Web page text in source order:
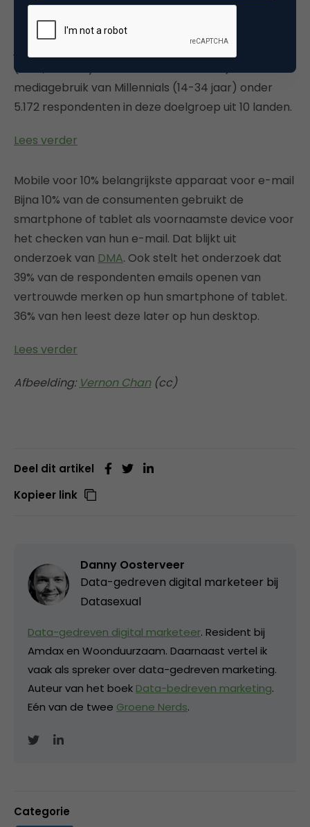
zijn de belangrijkste media apparaten voor
Nederlandse Millennials. Dit blijkt althans uit het
jaarlijkse onderzoek ‘Me Public’ van BE VIACOM
(MTV, Comedy Central en Nickelodeon) naar het
mediagebruik van Millennials (14-34 jaar) onder
5.172 respondenten in deze doelgroep uit 10 landen.
Lees verder
Mobile voor 10% belangrijkste apparaat voor e-mail
Bijna 10% van de consumenten gebruikt de
smartphone of tablet als voornaamste device voor
het checken van hun e-mail. Dat blijkt uit
onderzoek van DMA. Ook stelt het onderzoek dat
39% van de respondenten emails openen van
vertrouwde merken op hun smartphone of tablet.
36% van hen leest deze later op hun desktop.
Lees verder
Afbeelding: Vernon Chan(cc)
Deel dit artikel
Kopieer link
Danny Oosterveer
Data-gedreven digital marketeer bij
Datasexual
Data-gedreven digital marketeer. Resident bij
Amdax en Woonduurzaam. Daarnaast vertel ik
vaak als spreker over data-gedreven marketing.
Auteur van het boek Data-bedreven marketing.
Eén van de twee Groene Nerds.
Categorie